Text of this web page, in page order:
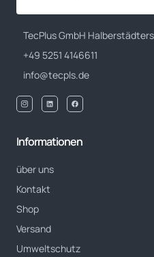
TecPlus GmbH
+49 5251 4146611
info@tecpls.de
Informationen
über uns
Kontakt
Shop
Versand
Umweltschutz